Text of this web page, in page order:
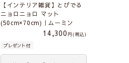
【インテリア雑貨】とびでる
ニョロニョロ マット
(50cm×70cm)｜ムーミン
14,300
税込
プレゼント付